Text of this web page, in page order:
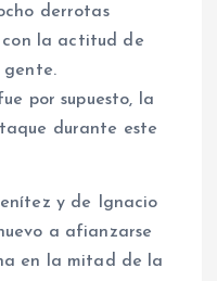
derrotas
con la actitud de
por supuesto, la
durante este
y de Ignacio
a afianzarse
en la mitad de la